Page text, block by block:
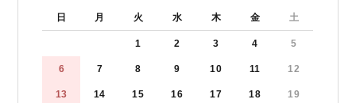
日 月 火 水 木 金 土
1 2 3 4 5
6 7 8 9 10 11 12
13 14 15 16 17 18 19